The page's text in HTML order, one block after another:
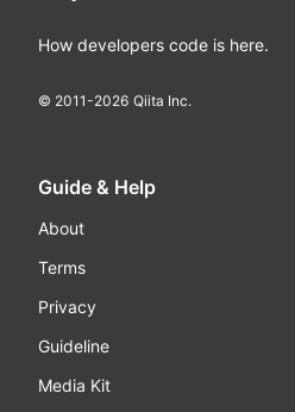
How developers code is here.
© 2011-2026 Qiita Inc.
Guide & Help
About
Terms
Privacy
Guideline
Media Kit